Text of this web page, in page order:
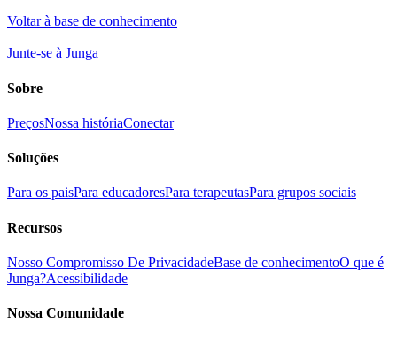
Voltar à base de conhecimento
Junte-se à Junga
Sobre
PreçosNossa históriaConectar
Soluções
Para os paisPara educadoresPara terapeutasPara grupos sociais
Recursos
Nosso Compromisso De PrivacidadeBase de conhecimentoO que é
Junga?Acessibilidade
Nossa Comunidade